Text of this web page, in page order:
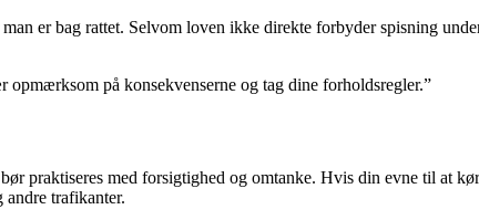
er bag rattet. Selvom loven ikke direkte forbyder spisning
på konsekvenserne og tag dine forholdsregler.”
praktiseres med forsigtighed og omtanke. Hvis din evne til at
trafikanter.